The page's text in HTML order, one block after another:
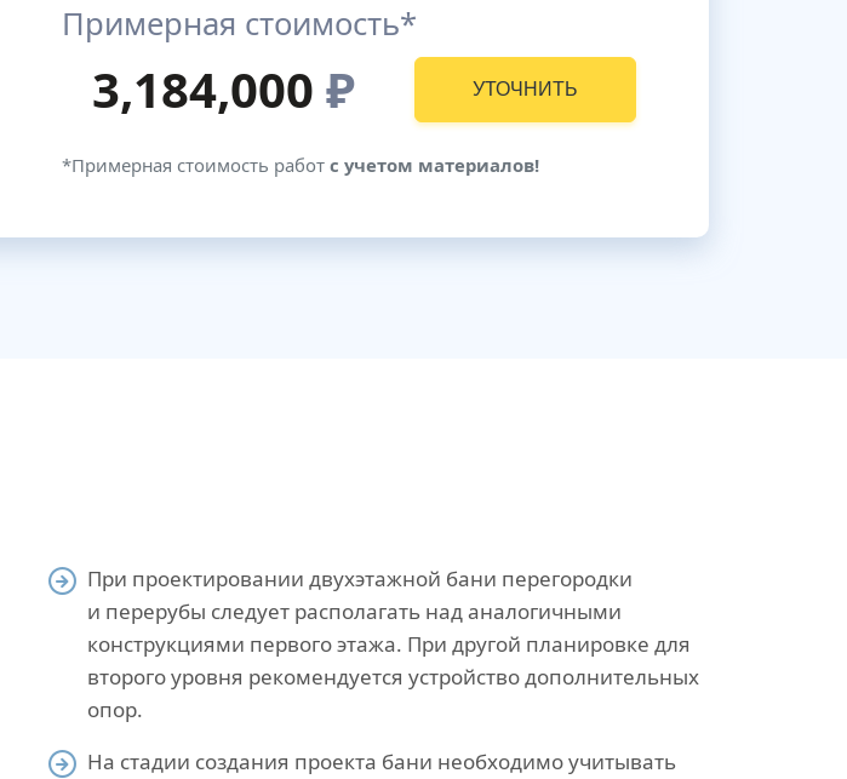
Примерная стоимость*
3,184,000 ₽ УТОЧНИТЬ
*Примерная стоимость работ с учетом материалов!
При проектировании двухэтажной бани перегородки
и перерубы следует располагать над аналогичными
конструкциями первого этажа. При другой планировке для
второго уровня рекомендуется устройство дополнительных
опор.
На стадии создания проекта бани необходимо учитывать